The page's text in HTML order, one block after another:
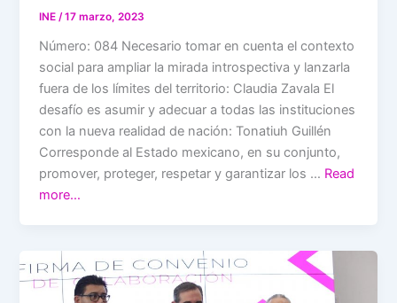
INE/17 marzo, 2023
Número: 084 Necesario tomar en cuenta el contexto
social para ampliar la mirada introspectiva y lanzarla
fuera de los límites del territorio: Claudia Zavala El
desafío es asumir y adecuar a todas las instituciones
con la nueva realidad de nación: Tonatiuh Guillén
Corresponde al Estado mexicano, en su conjunto,
promover, proteger, respetar y garantizar los … Read
more…